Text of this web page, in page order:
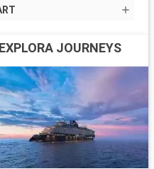
JOURNEYS